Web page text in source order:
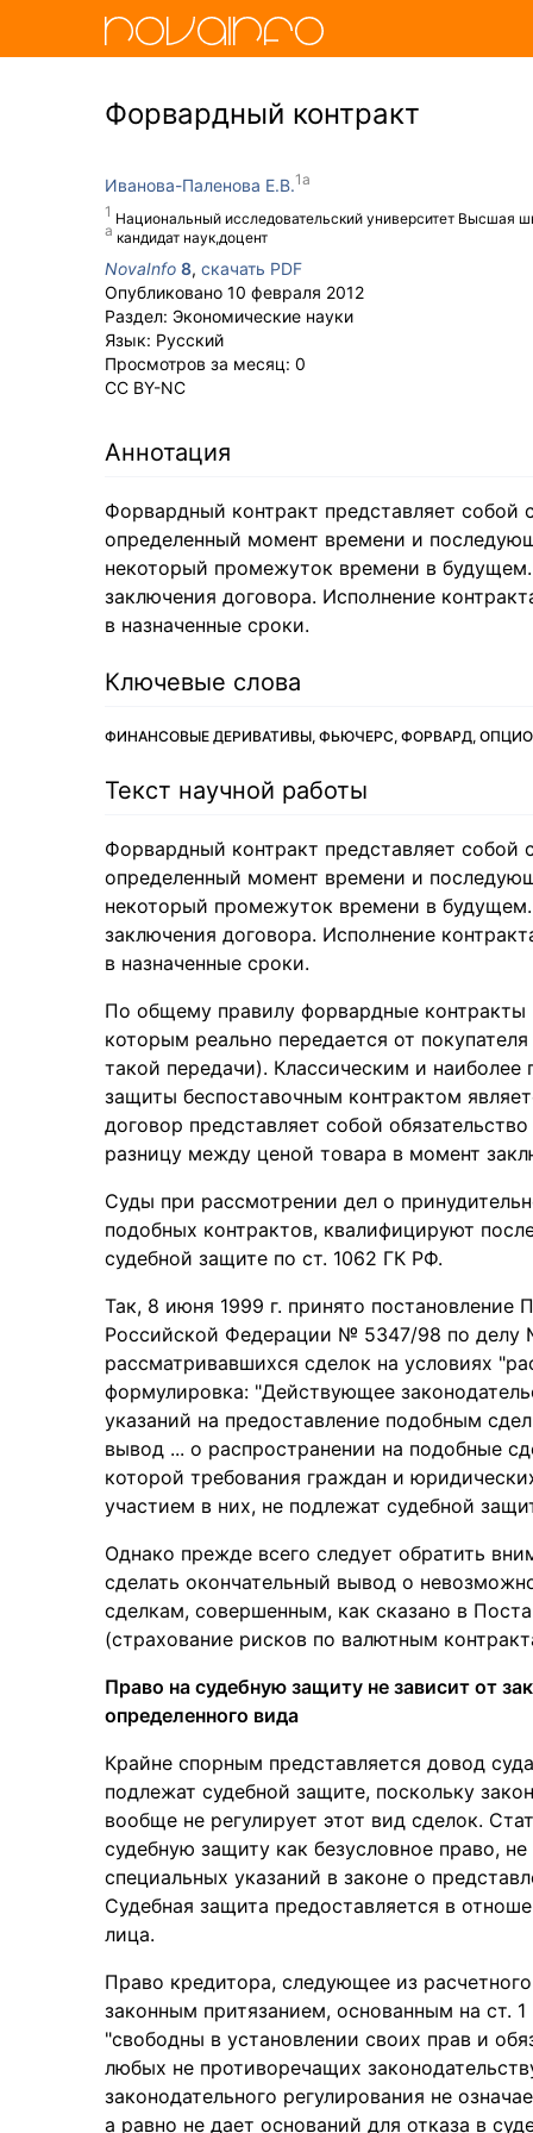
Форвардный контракт
Иванова-Паленова Е.В.
Национальный исследовательский университет Высшая
кандидат наук,доцент
NovaInfo 8, скачать PDF
Опубликовано 10 февраля 2012
Раздел: Экономические науки
Язык: Русский
Просмотров за месяц: 0
CC BY-NC
Аннотация
Форвардный контракт представляет собой
определенный момент времени и
некоторый промежуток времени в
заключения договора. Исполнение
в назначенные сроки.
Ключевые слова
ФИНАНСОВЫЕ ДЕРИВАТИВЫ, ФЬЮЧЕРС, ФОРВАРД,
Текст научной работы
Форвардный контракт представляет собой
определенный момент времени и
некоторый промежуток времени в
заключения договора. Исполнение
в назначенные сроки.
По общему правилу форвардные контракты
которым реально передается от
такой передачи). Классическим и
защиты беспоставочным контрактом
договор представляет собой
разницу между ценой товара в момент
Суды при рассмотрении дел о
подобных контрактов, квалифицируют
судебной защите по ст. 1062 ГК РФ.
Так, 8 июня 1999 г. принято
Российской Федерации № 5347/98 по
рассматривавшихся сделок на условиях
формулировка: "Действующее
указаний на предоставление подобным
вывод ... о распространении на подобные
которой требования граждан и
участием в них, не подлежат судебной
Однако прежде всего следует обратить
сделать окончательный вывод о
сделкам, совершенным, как сказано в
(страхование рисков по валютным
Право на судебную защиту не зависит от
определенного вида
Крайне спорным представляется довод
подлежат судебной защите, поскольку
вообще не регулирует этот вид сделок.
судебную защиту как безусловное право,
специальных указаний в законе о
Судебная защита предоставляется в
лица.
Право кредитора, следующее из
законным притязанием, основанным на ст.
"свободны в установлении своих прав и
любых не противоречащих
законодательного регулирования не
а равно не дает оснований для отказа в